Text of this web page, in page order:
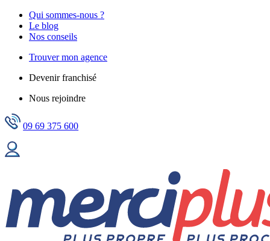
Qui sommes-nous ?
Le blog
Nos conseils
Trouver mon agence
Devenir franchisé
Nous rejoindre
09 69 375 600